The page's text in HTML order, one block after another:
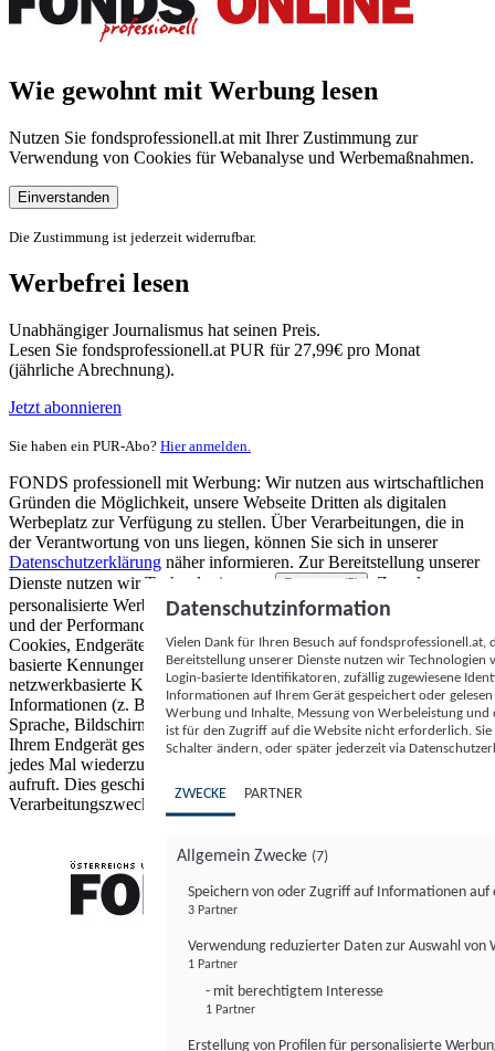
Wie gewohnt mit Werbung lesen
Nutzen Sie fondsprofessionell.at mit Ihrer Zustimmung zur
Verwendung von Cookies für Webanalyse und Werbemaßnahmen.
Einverstanden
Die Zustimmung ist jederzeit widerrufbar.
Werbefrei lesen
Unabhängiger Journalismus hat seinen Preis.
Lesen Sie fondsprofessionell.at PUR für 27,99€ pro Monat
(jährliche Abrechnung).
Jetzt abonnieren
Sie haben ein PUR-Abo? Hier anmelden.
FONDS professionell mit Werbung: Wir nutzen aus wirtschaftlichen
Gründen die Möglichkeit, unsere Webseite Dritten als digitalen
Werbeplatz zur Verfügung zu stellen. Über Verarbeitungen, die in
der Verantwortung von uns liegen, können Sie sich in unserer
Datenschutzerklärung näher informieren. Zur Bereitstellung unserer
Dienste nutzen wir Technologien von
Partnern (5)
. Zwecke:
personalisierte Werbung und Inhalte, Messung von Werbeleistung
und der Performance von Inhalten sowie Zielgruppenforschung.
Cookies, Endgeräte- oder ähnliche Online-Kennungen (z. B. login-
basierte Kennungen, zufällig generierte Kennungen,
netzwerkbasierte Kennungen) können zusammen mit anderen
Informationen (z. B. Browsertyp und Browserinformationen,
Sprache, Bildschirmgröße, unterstützte Technologien usw.) auf
Ihrem Endgerät gespeichert oder von dort ausgelesen werden, um es
jedes Mal wiederzuerkennen, wenn es eine App oder einer Webseite
aufruft. Dies geschieht für einen oder mehrere der hier aufgeführten
Verarbeitungszwecke.
Datenschutzinformation
Vielen Dank für Ihren Besuch auf
Bereitstellung unserer Dienste nutzen wir Technologien
Login-basierte Identifikatoren, zufällig zugewiesene
Informationen auf Ihrem Gerät gespeichert oder
Werbung und Inhalte, Messung von Werbeleistung
ist für den Zugriff auf die Website nicht erforderlich.
Schalter ändern, oder später jederzeit via
ZWECKE PARTNER
Allgemein Zwecke (7)
Speichern von oder Zugriff auf Informationen auf
3 Partner
Verwendung reduzierter Daten zur Auswahl von
1 Partner
- mit berechtigtem Interesse
1 Partner
Erstellung von Profilen für personalisierte
FONDS professionell